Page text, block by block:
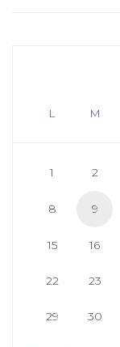
L M
1 2
8 9
15 16
22 23
29 30